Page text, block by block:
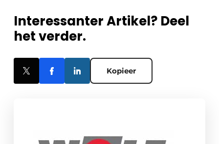
Interessanter Artikel? Deel
het verder.
Kopieer